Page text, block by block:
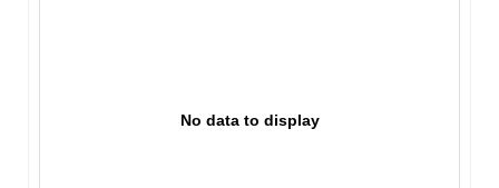
No data to display